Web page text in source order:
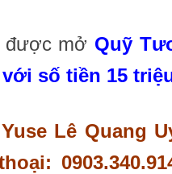
được mở Quỹ
với số tiền 15
Lê Quang